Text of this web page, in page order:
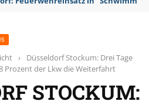
›
Düsseldorf Stockum: Drei Tage
Prozent der Lkw die Weiterfahrt
STOCKUM: